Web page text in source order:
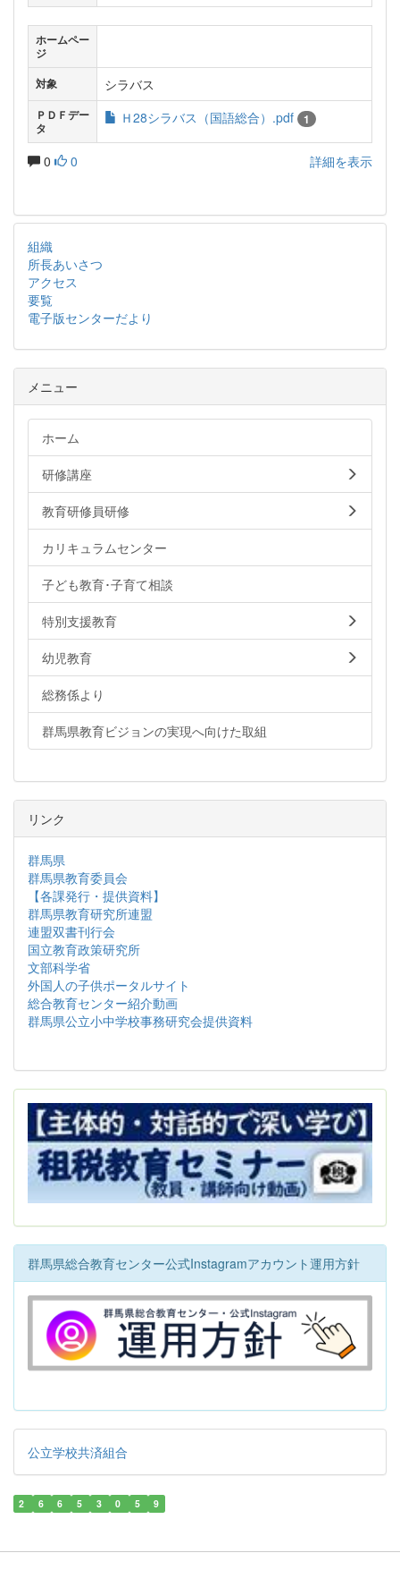
ホームペー
ジ
対象
シラバス
ＰＤＦデー
タ
Ｈ28シラバス（国語総合）.pdf 1
0 0 詳細を表示
組織
所長あいさつ
アクセス
要覧
電子版センターだより
メニュー
ホーム
研修講座
教育研修員研修
カリキュラムセンター
子ども教育･子育て相談
特別支援教育
幼児教育
総務係より
群馬県教育ビジョンの実現へ向けた取組
リンク
群馬県
群馬県教育委員会
【各課発行・提供資料】
群馬県教育研究所連盟
連盟双書刊行会
国立教育政策研究所
文部科学省
外国人の子供ポータルサイト
総合教育センター紹介動画
群馬県公立小中学校事務研究会提供資料
群馬県総合教育センター公式Instagramアカウント運用方針
公立学校共済組合
2 6 6 5 3 0 5 9